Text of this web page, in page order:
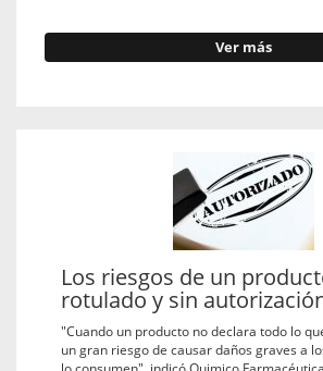
Ver más
Los riesgos de un
rotulado y sin
"Cuando un producto no declara todo lo
un gran riesgo de causar daños graves a